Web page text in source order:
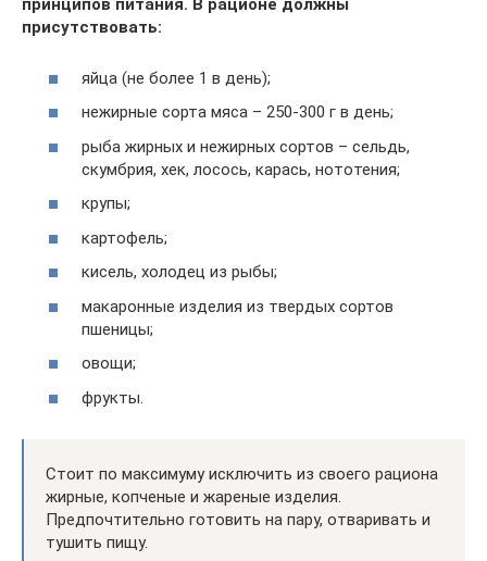
принципов питания. В рационе должны
присутствовать:
яйца (не более 1 в день);
нежирные сорта мяса – 250-300 г в день;
рыба жирных и нежирных сортов – сельдь,
скумбрия, хек, лосось, карась, нототения;
крупы;
картофель;
кисель, холодец из рыбы;
макаронные изделия из твердых сортов
пшеницы;
овощи;
фрукты.
Стоит по максимуму исключить из своего рациона
жирные, копченые и жареные изделия.
Предпочтительно готовить на пару, отваривать и
тушить пищу.